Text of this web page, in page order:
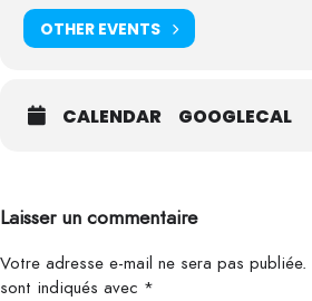
OTHER EVENTS
CALENDAR GOOGLECAL
Laisser un commentaire
Votre adresse e-mail ne sera pas publiée.
sont indiqués avec *